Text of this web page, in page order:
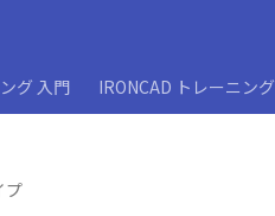
グ 入門 IRONCAD トレーニング
プ